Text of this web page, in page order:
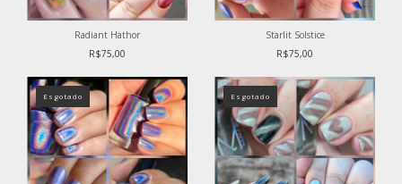
Radiant Hathor
R$75,00
Starlit Solstice
R$75,00
Esgotado Esgotado